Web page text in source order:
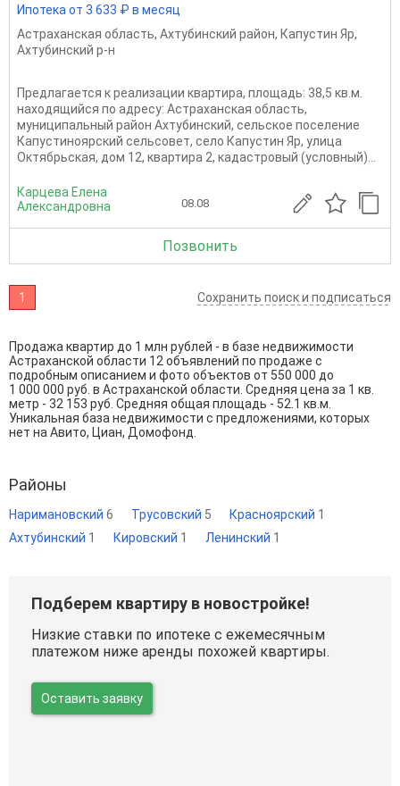
Ипотека от 3 633 ₽ в месяц
Астраханская область, Ахтубинский район, Капустин Яр,
Ахтубинский р-н
Предлагается к реализации квартира, площадь: 38,5 кв.м.
находящийся по адресу: Астраханская область,
муниципальный район Ахтубинский, сельское поселение
Капустиноярский сельсовет, село Капустин Яр, улица
Октябрьская, дом 12, квартира 2, кадастровый (условный)...
Карцева Елена
Александровна
08.08
Позвонить
1 Сохранить поиск и подписаться
Продажа квартир до 1 млн рублей - в базе недвижимости
Астраханской области 12 объявлений по продаже с
подробным описанием и фото объектов от 550 000 до
1 000 000 руб. в Астраханской области. Средняя цена за 1 кв.
метр - 32 153 руб. Средняя общая площадь - 52.1 кв.м.
Уникальная база недвижимости с предложениями, которых
нет на Авито, Циан, Домофонд.
Районы
Наримановский 6 Трусовский 5 Красноярский 1
Ахтубинский 1 Кировский 1 Ленинский 1
Подберем квартиру в новостройке!
Низкие ставки по ипотеке с ежемесячным
платежом ниже аренды похожей квартиры.
Оставить заявку